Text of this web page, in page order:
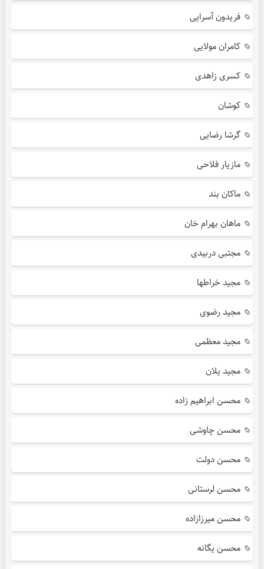
فریدون آسرایی
کامران مولایی
کسری زاهدی
کوشان
گرشا رضایی
مازیار فلاحی
ماکان بند
ماهان بهرام خان
مجتبی دربیدی
مجید خراطها
مجید رضوی
مجید معظمی
مجید یلان
محسن ابراهیم زاده
محسن چاوشی
محسن دولت
محسن لرستانی
محسن میرزازاده
محسن یگانه